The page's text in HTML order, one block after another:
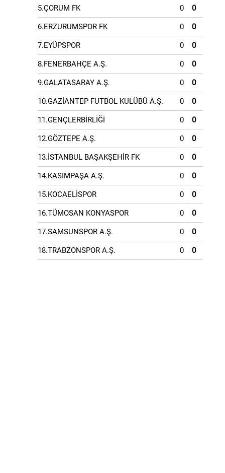
5.ÇORUM FK 0 0
6.ERZURUMSPOR FK 0 0
7.EYÜPSPOR 0 0
8.FENERBAHÇE A.Ş. 0 0
9.GALATASARAY A.Ş. 0 0
10.GAZİANTEP FUTBOL KULÜBÜ A.Ş. 0 0
11.GENÇLERBİRLİĞİ 0 0
12.GÖZTEPE A.Ş. 0 0
13.İSTANBUL BAŞAKŞEHİR FK 0 0
14.KASIMPAŞA A.Ş. 0 0
15.KOCAELİSPOR 0 0
16.TÜMOSAN KONYASPOR 0 0
17.SAMSUNSPOR A.Ş. 0 0
18.TRABZONSPOR A.Ş. 0 0